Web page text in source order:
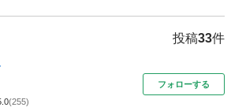
投稿33件
(255)
フォローする